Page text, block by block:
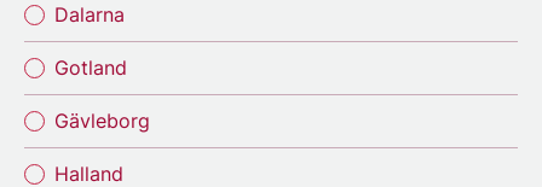
Dalarna
Gotland
Gävleborg
Halland